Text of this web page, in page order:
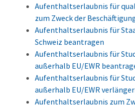
Aufenthaltserlaubnis für
zum Zweck der
Aufenthaltserlaubnis für
Schweiz beantragen
Aufenthaltserlaubnis für
außerhalb EU/EWR
Aufenthaltserlaubnis für
außerhalb EU/EWR
Aufenthaltserlaubnis zum